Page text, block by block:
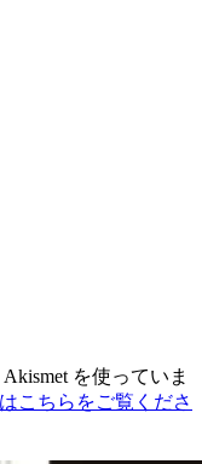
を使っていま
こちらをご覧くださ